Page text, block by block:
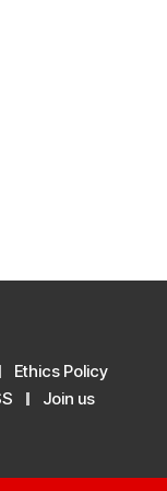
Ethics Policy
Join us